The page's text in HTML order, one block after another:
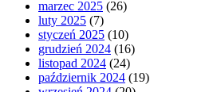
marzec 2025 (26)
luty 2025 (7)
styczeń 2025 (10)
grudzień 2024 (16)
listopad 2024 (24)
październik 2024 (19)